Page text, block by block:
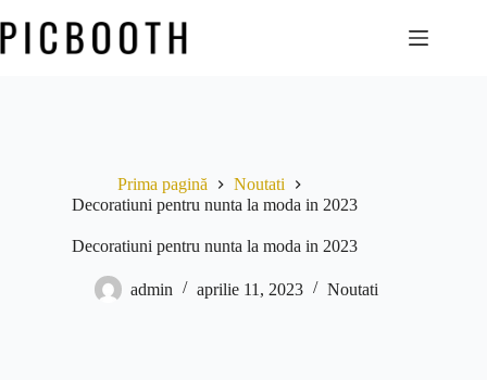
Prima pagină
Noutati
Decoratiuni pentru nunta la moda in 2023
Decoratiuni pentru nunta la moda in 2023
admin aprilie 11, 2023 Noutati